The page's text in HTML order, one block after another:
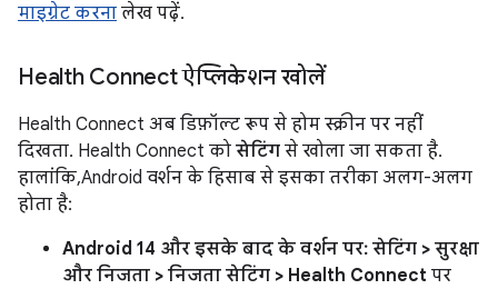
माइग्रेट करना लेख पढ़ें.
Health Connect ऐप्लिकेशन खोलें
Health Connect अब डिफ़ॉल्ट रूप से होम स्क्रीन पर नहीं
दिखता. Health Connect को सेटिंग से खोला जा सकता है.
हालांकि, Android वर्शन के हिसाब से इसका तरीका अलग-अलग
होता है:
Android 14 और इसके बाद के वर्शन पर: सेटिंग > सुरक्षा
और निजता > निजता सेटिंग > Health Connect पर